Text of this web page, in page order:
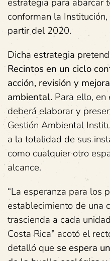
conforman la
partir del 2020.
Dicha estrategia
Recintos en un ciclo
acción, revisión y
ambiental. Para ello,
deberá elaborar y
Gestión Ambiental
a la totalidad de sus
como cualquier otro
alcance.
“La esperanza para los
establecimiento de una
trascienda a cada
Costa Rica” acotó el
detalló que se espera